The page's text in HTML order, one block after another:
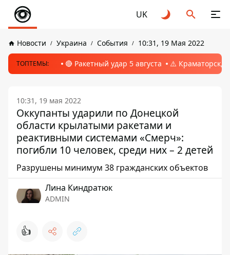
UK
Новости Украина События 10:31, 19 Мая 2022
ТОПТЕМЫ: 🔴 Ракетный удар 5 августа ⚠️ Краматорск,
10:31, 19 мая 2022
Оккупанты ударили по Донецкой
области крылатыми ракетами и
реактивными системами «Смерч»:
погибли 10 человек, среди них – 2 детей
Разрушены минимум 38 гражданских объектов
Лина Киндратюк
ADMIN
👍